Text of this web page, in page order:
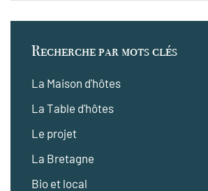
Recherche par mots clés
La Maison d'hôtes
La Table d'hôtes
Le projet
La Bretagne
Bio et local